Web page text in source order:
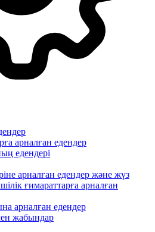
арналған едендер
едендері
арналған едендер және жүз
ғимараттарға арналған
арналған едендер
жабындар